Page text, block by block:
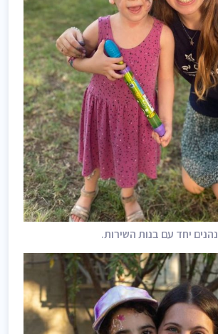
נהנים יחד עם בנות השירות.